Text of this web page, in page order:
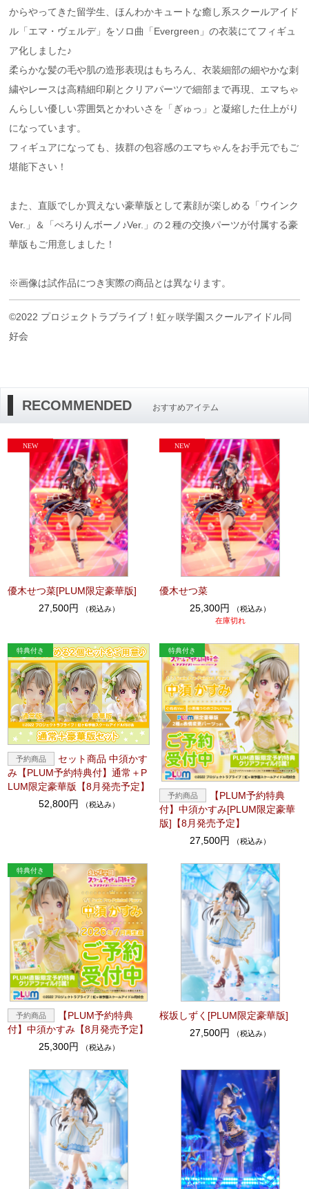
からやってきた留学生、ほんわかキュートな癒し系スクールアイド
ル「エマ・ヴェルデ」をソロ曲「Evergreen」の衣装にてフィギュ
ア化しました♪
柔らかな髪の毛や肌の造形表現はもちろん、衣装細部の細やかな刺
繍やレースは高精細印刷とクリアパーツで細部まで再現、エマちゃ
んらしい優しい雰囲気とかわいさを「ぎゅっ」と凝縮した仕上がり
になっています。
フィギュアになっても、抜群の包容感のエマちゃんをお手元でもご
堪能下さい！
また、直販でしか買えない豪華版として素顔が楽しめる「ウインク
Ver.」＆「ぺろりんボーノ♪Ver.」の２種の交換パーツが付属する豪
華版もご用意しました！
※画像は試作品につき実際の商品とは異なります。
©2022 プロジェクトラブライブ！虹ヶ咲学園スクールアイドル同
好会
RECOMMENDED おすすめアイテム
優木せつ菜[PLUM限定豪華版]
27,500円
（税込み）
優木せつ菜
25,300円
（税込み）
在庫切れ
セット商品 中須かす
み【PLUM予約特典付】通常＋P
LUM限定豪華版【8月発売予定】
52,800円
（税込み）
【PLUM予約特典
付】中須かすみ[PLUM限定豪華
版]【8月発売予定】
27,500円
（税込み）
【PLUM予約特典
付】中須かすみ【8月発売予定】
25,300円
（税込み）
桜坂しずく[PLUM限定豪華版]
27,500円
（税込み）